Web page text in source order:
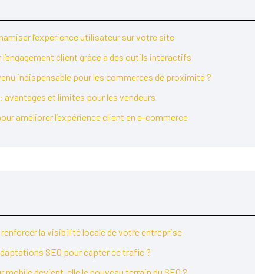
l’expérience utilisateur sur votre site
client grâce à des outils interactifs
indispensable pour les commerces de proximité ?
avantages et limites pour les vendeurs
améliorer l’expérience client en e-commerce
la visibilité locale de votre entreprise
SEO pour capter ce trafic ?